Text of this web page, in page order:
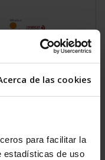
de las cookies
para facilitar la
estadísticas de uso